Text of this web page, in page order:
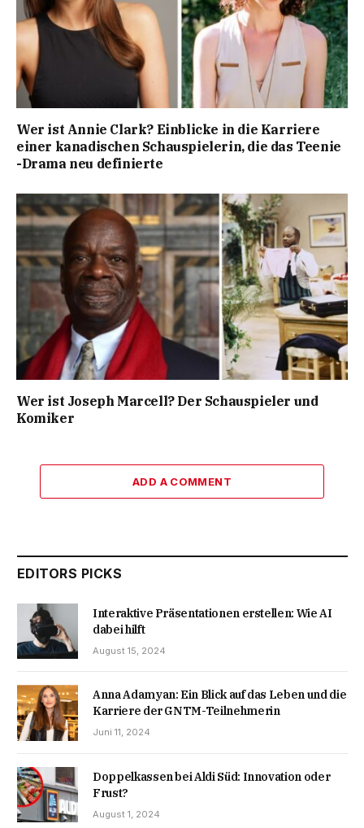
Wer ist Annie Clark? Einblicke in die Karriere
einer kanadischen Schauspielerin, die das Teenie
-Drama neu definierte
Wer ist Joseph Marcell? Der Schauspieler und
Komiker
ADD A COMMENT
EDITORS PICKS
Interaktive Präsentationen erstellen: Wie AI
dabei hilft
August 15, 2024
Anna Adamyan: Ein Blick auf das Leben und die
Karriere der GNTM-Teilnehmerin
Juni 11, 2024
Doppelkassen bei Aldi Süd: Innovation oder
Frust?
August 1, 2024